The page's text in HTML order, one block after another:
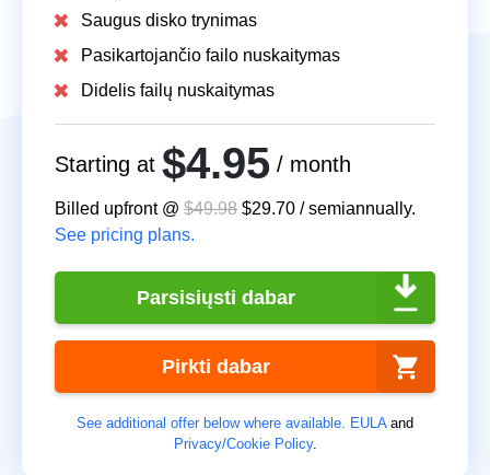
Saugus disko trynimas
Pasikartojančio failo nuskaitymas
Didelis failų nuskaitymas
Starting at $4.95 / month
Billed upfront @ $49.98 $29.70 /semiannually.
See pricing plans.
Parsisiųsti dabar
Pirkti dabar
See additional offer below where available. EULAand
Privacy/Cookie Policy.